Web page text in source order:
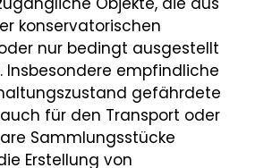
konservatorischen
nur bedingt ausgestellt
Insbesondere empfindliche
gefährdete
für den Transport oder
Sammlungsstücke
Erstellung von